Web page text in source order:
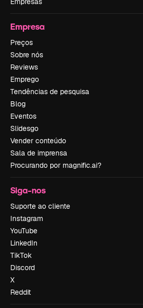
Empresa
Preços
Sobre nós
Reviews
Emprego
Tendências de pesquisa
Blog
Eventos
Slidesgo
Vender conteúdo
Sala de imprensa
Procurando por magnific.ai?
Siga-nos
Suporte ao cliente
Instagram
YouTube
LinkedIn
TikTok
Discord
X
Reddit